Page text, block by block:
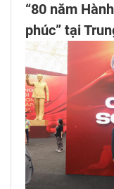
“80 năm
phúc” tại